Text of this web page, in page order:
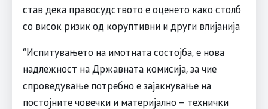
став дека правосудството е оценето како столб
со висок ризик од коруптивни и други влијанија
“Испитувањето на имотната состојба, е нова
надлежност на Државната комисија, за чие
спроведување потребно е зајакнување на
постојните човечки и материјално – технички